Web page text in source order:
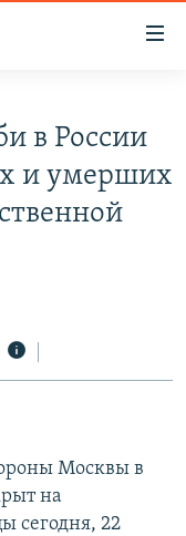
в России
и умерших
Москвы в
на
сегодня, 22